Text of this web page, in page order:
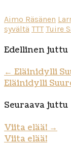
Aimo Räsänen
syvältä TTT Tuire
Edellinen juttu
← Eläinidylli
Eläinidylli
Seuraava juttu
Viita elää! →
Viita elää!